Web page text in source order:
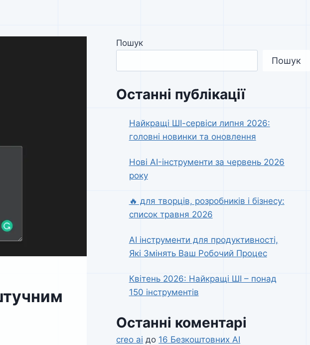
Пошук
Пошук
Останні публікації
Найкращі ШІ-сервіси липня 2026:
головні новинки та оновлення
Нові AI-інструменти за червень 2026
року
🔥 для творців, розробників і бізнесу:
список травня 2026
AI інструменти для продуктивності,
Які Змінять Ваш Робочий Процес
Квітень 2026: Найкращі ШІ – понад
150 інструментів
Останні коментарі
creo ai до 16 Безкоштовних AI